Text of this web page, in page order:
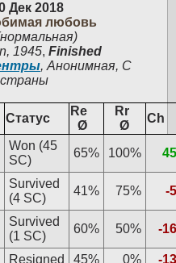
Дек 2018
любовь
1945, Finished
, Анонимная, С
Статус
Re
Ø
Rr
Ø
Ch
Won (45
SC)
65% 100% 45
Survived
(4 SC)
41% 75% -5
Survived
(1 SC)
60% 50% -16
Resigned 45% 0%
-13